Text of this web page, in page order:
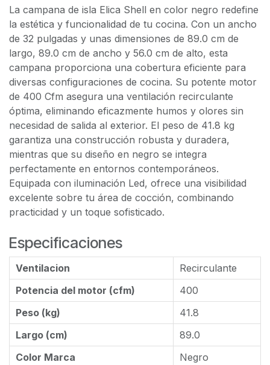
La campana de isla Elica Shell en color negro redefine
la estética y funcionalidad de tu cocina. Con un ancho
de 32 pulgadas y unas dimensiones de 89.0 cm de
largo, 89.0 cm de ancho y 56.0 cm de alto, esta
campana proporciona una cobertura eficiente para
diversas configuraciones de cocina. Su potente motor
de 400 Cfm asegura una ventilación recirculante
óptima, eliminando eficazmente humos y olores sin
necesidad de salida al exterior. El peso de 41.8 kg
garantiza una construcción robusta y duradera,
mientras que su diseño en negro se integra
perfectamente en entornos contemporáneos.
Equipada con iluminación Led, ofrece una visibilidad
excelente sobre tu área de cocción, combinando
practicidad y un toque sofisticado.
Especificaciones
Ventilacion
Recirculante
Potencia del motor (cfm)
400
Peso (kg)
41.8
Largo (cm)
89.0
Color Marca
Negro